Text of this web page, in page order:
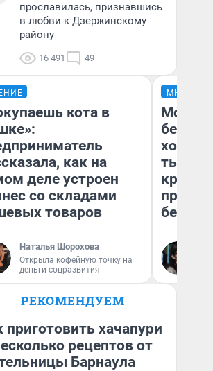
прославилась, признавшись
в любви к Дзержинскому
району
16 491 49
кота в
как на
деле устроен
со складами
товаров
Наталья Шорохова
Открыла кофейную точку на
деньги соцразвития
МНЕНИЕ
Мой
хотела
тысяч,
РЕКОМЕНДУЕМ
приготовить хачапури
рецептов от
Барнаула